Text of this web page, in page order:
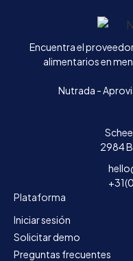
Inicio
Encuentra el
alimentarios en
Nutrada -
2984
Plataforma
Iniciar sesión
Solicitar demo
Preguntas frecuentes